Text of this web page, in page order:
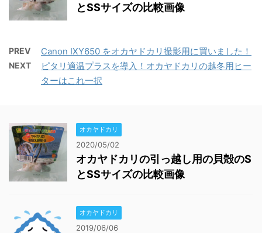
とSSサイズの比較画像
PREV Canon IXY650 をオカヤドカリ撮影用に買いました！
NEXT
ピタリ適温プラスを導入！オカヤドカリの越冬用ヒー
ターはこれ一択
オカヤドカリ
2020/05/02
オカヤドカリの引っ越し用の貝殻のS
とSSサイズの比較画像
オカヤドカリ
2019/06/06